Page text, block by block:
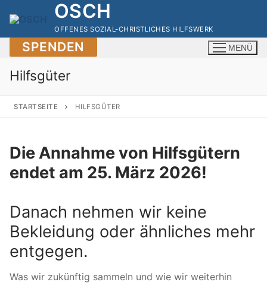
Inhalt
springen
OSCH
OFFENES SOZIAL-CHRISTLICHES HILFSWERK
SPENDEN MENÜ
Hilfsgüter
STARTSEITE HILFSGÜTER
Die Annahme von Hilfsgütern
endet am 25. März 2026!
Danach nehmen wir keine
Bekleidung oder ähnliches mehr
entgegen.
Was wir zukünftig sammeln und wie wir weiterhin